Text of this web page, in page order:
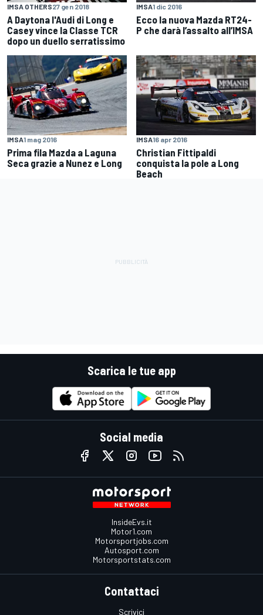
IMSA OTHERS27 gen 2018
A Daytona l'Audi di Long e
Casey vince la Classe TCR
dopo un duello serratissimo
IMSA1 dic 2016
Ecco la nuova Mazda RT24-
P che darà l’assalto all’IMSA
IMSA1 mag 2016
Prima fila Mazda a Laguna
Seca grazie a Nunez e Long
IMSA16 apr 2016
Christian Fittipaldi
conquista la pole a Long
Beach
Scarica le tue app
Social media
InsideEvs.it
Motor1.com
Motorsportjobs.com
Autosport.com
Motorsportstats.com
Contattaci
Scrivici